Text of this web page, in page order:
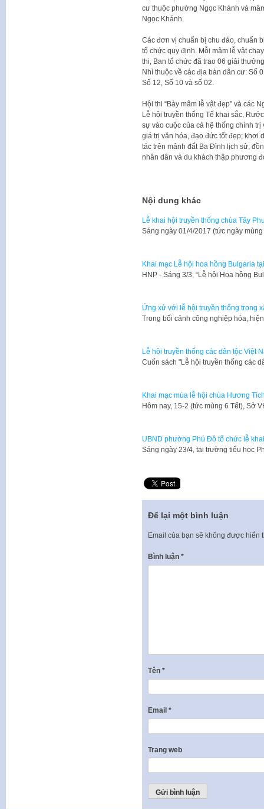
cư thuộc phường Ngọc Khánh và
Ngọc Khánh.
Các đơn vị chuẩn bị chu đáo, chuẩn
tổ chức quy định. Mỗi mâm lễ vật
thi, Ban tổ chức đã trao 06 giải
Nhì thuộc về các địa bàn dân cư: Số
Số 12, Số 10 và số 02.
Hội thi “Bày mâm lễ vật đẹp” và các
Lễ hội truyền thống Tế khai sắc,
sự vào cuộc của cả hệ thống chính
giá trị văn hóa, đạo đức tốt đẹp; khơi
tác trên mảnh đất Ba Đình lịch sử;
nhân dân và du khách thập phương
Nội dung khác
Lễ khai hội truyền thống chùa Tây
Sáng ngày 01/4/2017 (tức ngày
Khai mạc Lễ hội hoa hồng Bulgaria
HNP - Sáng 3/3, “Lễ hội Hoa hồng
Ứng xử với lễ hội truyền thống trong
Trong bối cảnh công nghiệp hóa,
Lễ hội truyền thống các dân tộc Việt
​Cuốn sách "Lễ hội truyền thống các
Khai mạc mùa lễ hội chùa Hương
​Hôm nay, 15-2 (tức mùng 6 Tết), Sở
UBND phường Phú Đô tổ chức lễ
Sáng ngày 23/4, tại trường tiểu học
Để lại một bình luận
Email của bạn sẽ không được hiển
Bình luận *
Tên *
Email *
Trang web